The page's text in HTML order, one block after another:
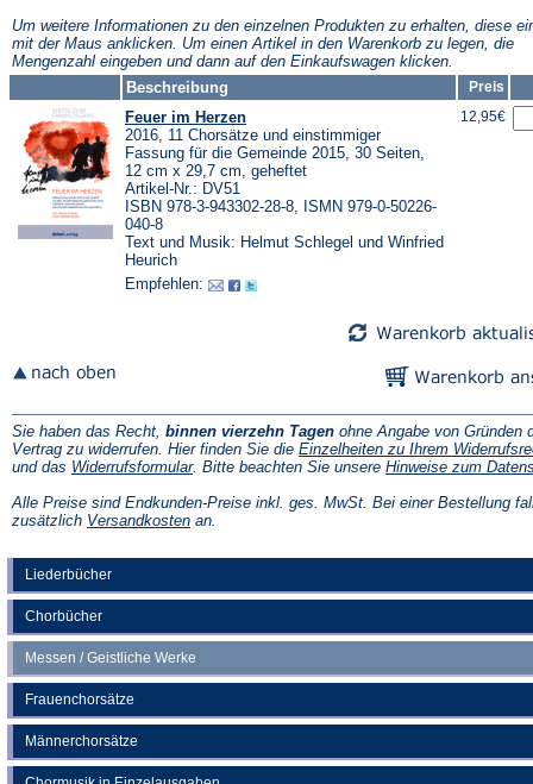
Liederbücher
Chorbücher
Messen / Geistliche Werke
Frauenchorsätze
Männerchorsätze
Tab)
Um weitere Informationen zu den einzelnen Produkten zu erhalten, diese
mit der Maus anklicken. Um einen Artikel in den Warenkorb zu legen, die
Mengenzahl eingeben und dann auf den Einkaufswagen klicken.
Beschreibung
Preis
Feuer im Herzen
2016, 11 Chorsätze und einstimmiger
Fassung für die Gemeinde 2015, 30 Seiten,
12 cm x 29,7 cm, geheftet
Artikel-Nr.: DV51
ISBN 978-3-943302-28-8, ISMN 979-0-50226-
040-8
Text und Musik: Helmut Schlegel und Winfried
Heurich
Empfehlen:
12,95€
Sie haben das Recht, binnen vierzehn Tagen ohne Angabe von Gründen
Vertrag zu widerrufen. Hier finden Sie die Einzelheiten zu Ihrem
und das Widerrufsformular(Öffnet
einem
neuen
. Bitte beachten Sie unsere Hinweise zum
Alle Preise sind Endkunden-Preise inkl. ges. MwSt. Bei einer Bestellung
zusätzlich Versandkosten(Öffnet
an.